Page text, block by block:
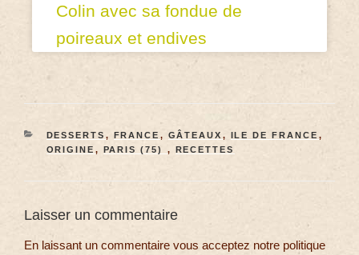
Colin avec sa fondue de
poireaux et endives
DESSERTS , FRANCE , GÂTEAUX , ILE DE FRANCE ,
ORIGINE , PARIS (75) , RECETTES
Laisser un commentaire
En laissant un commentaire vous acceptez notre politique